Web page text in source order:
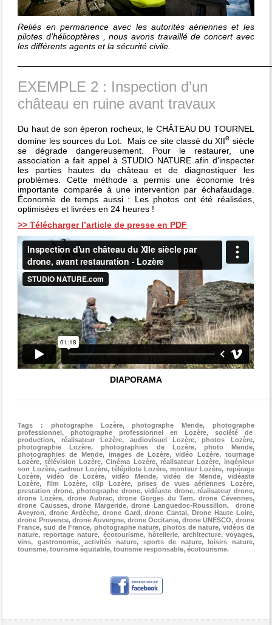
Reliés en permanence avec les autorités aériennes et les
pilotes d’hélicoptères , nous avons travaillé de concert avec
les différents agents et la sécurité civile.
EXEMPLE 2 : Inspection d’un
château en ruine avant travaux
Du haut de son éperon rocheux, le CHÂTEAU DU TOURNEL
domine les sources du Lot. Mais ce site classé du XIIe siècle
se dégrade dangereusement. Pour le restaurer, une
association a fait appel à STUDIO NATURE afin d’inspecter
les parties hautes du château et de diagnostiquer les
problèmes. Cette méthode a permis une économie très
importante comparée à une intervention par échafaudage.
Économie de temps aussi : Les photos ont été réalisées,
optimisées et livrées en 24 heures !
>> Télécharger l’article de presse en PDF
DIAPORAMA
Tags : photographe Lozère, photographe Mende, photographe
professionnel, photographe professionnel en Lozère, société de
production, réalisateur Lozère, audiovisuel Lozère, photos Lozère,
photographie Lozère, photographies de Lozère, photo Mende,
photographies de Mende, images de Lozère, vidéo Lozère, tournage
Lozère, télévision Lozère, Cinéma Lozère, réalisateur Lozère, ingénieur
son Lozère, cadreur Lozère, télépilote Lozère, monteur Lozère, repérage
Lozère, vidéo de Lozère, vidéo Mende, vidéo de Mende, vidéaste
Lozère, film Lozère, clip Lozère, prises de vues aériennes Lozère,
prestation drone, photographe drone, vidéaste drone, réalisateur drone,
drone Lozère, drone Aubrac, drone Gorges du Tarn, drone Cévennes,
drone Causses, drone Margeride, drone Languedoc-Roussillon, drone
Aveyron, drone Ardèche, drone Gard, drone Cantal, Drone Haute Loire,
drone Provence, drone Auvergne, drone Occitanie, drone UNESCO, drone
France, sud de France, photographe nature, photos de nature, vidéos de
nature, reportage nature, écotourisme, hôtellerie, architecture, voyages,
vins, gastronomie, activités nature, sports de nature, loisirs nature,
tourisme, tourisme équitable, tourisme responsable, écotourisme.